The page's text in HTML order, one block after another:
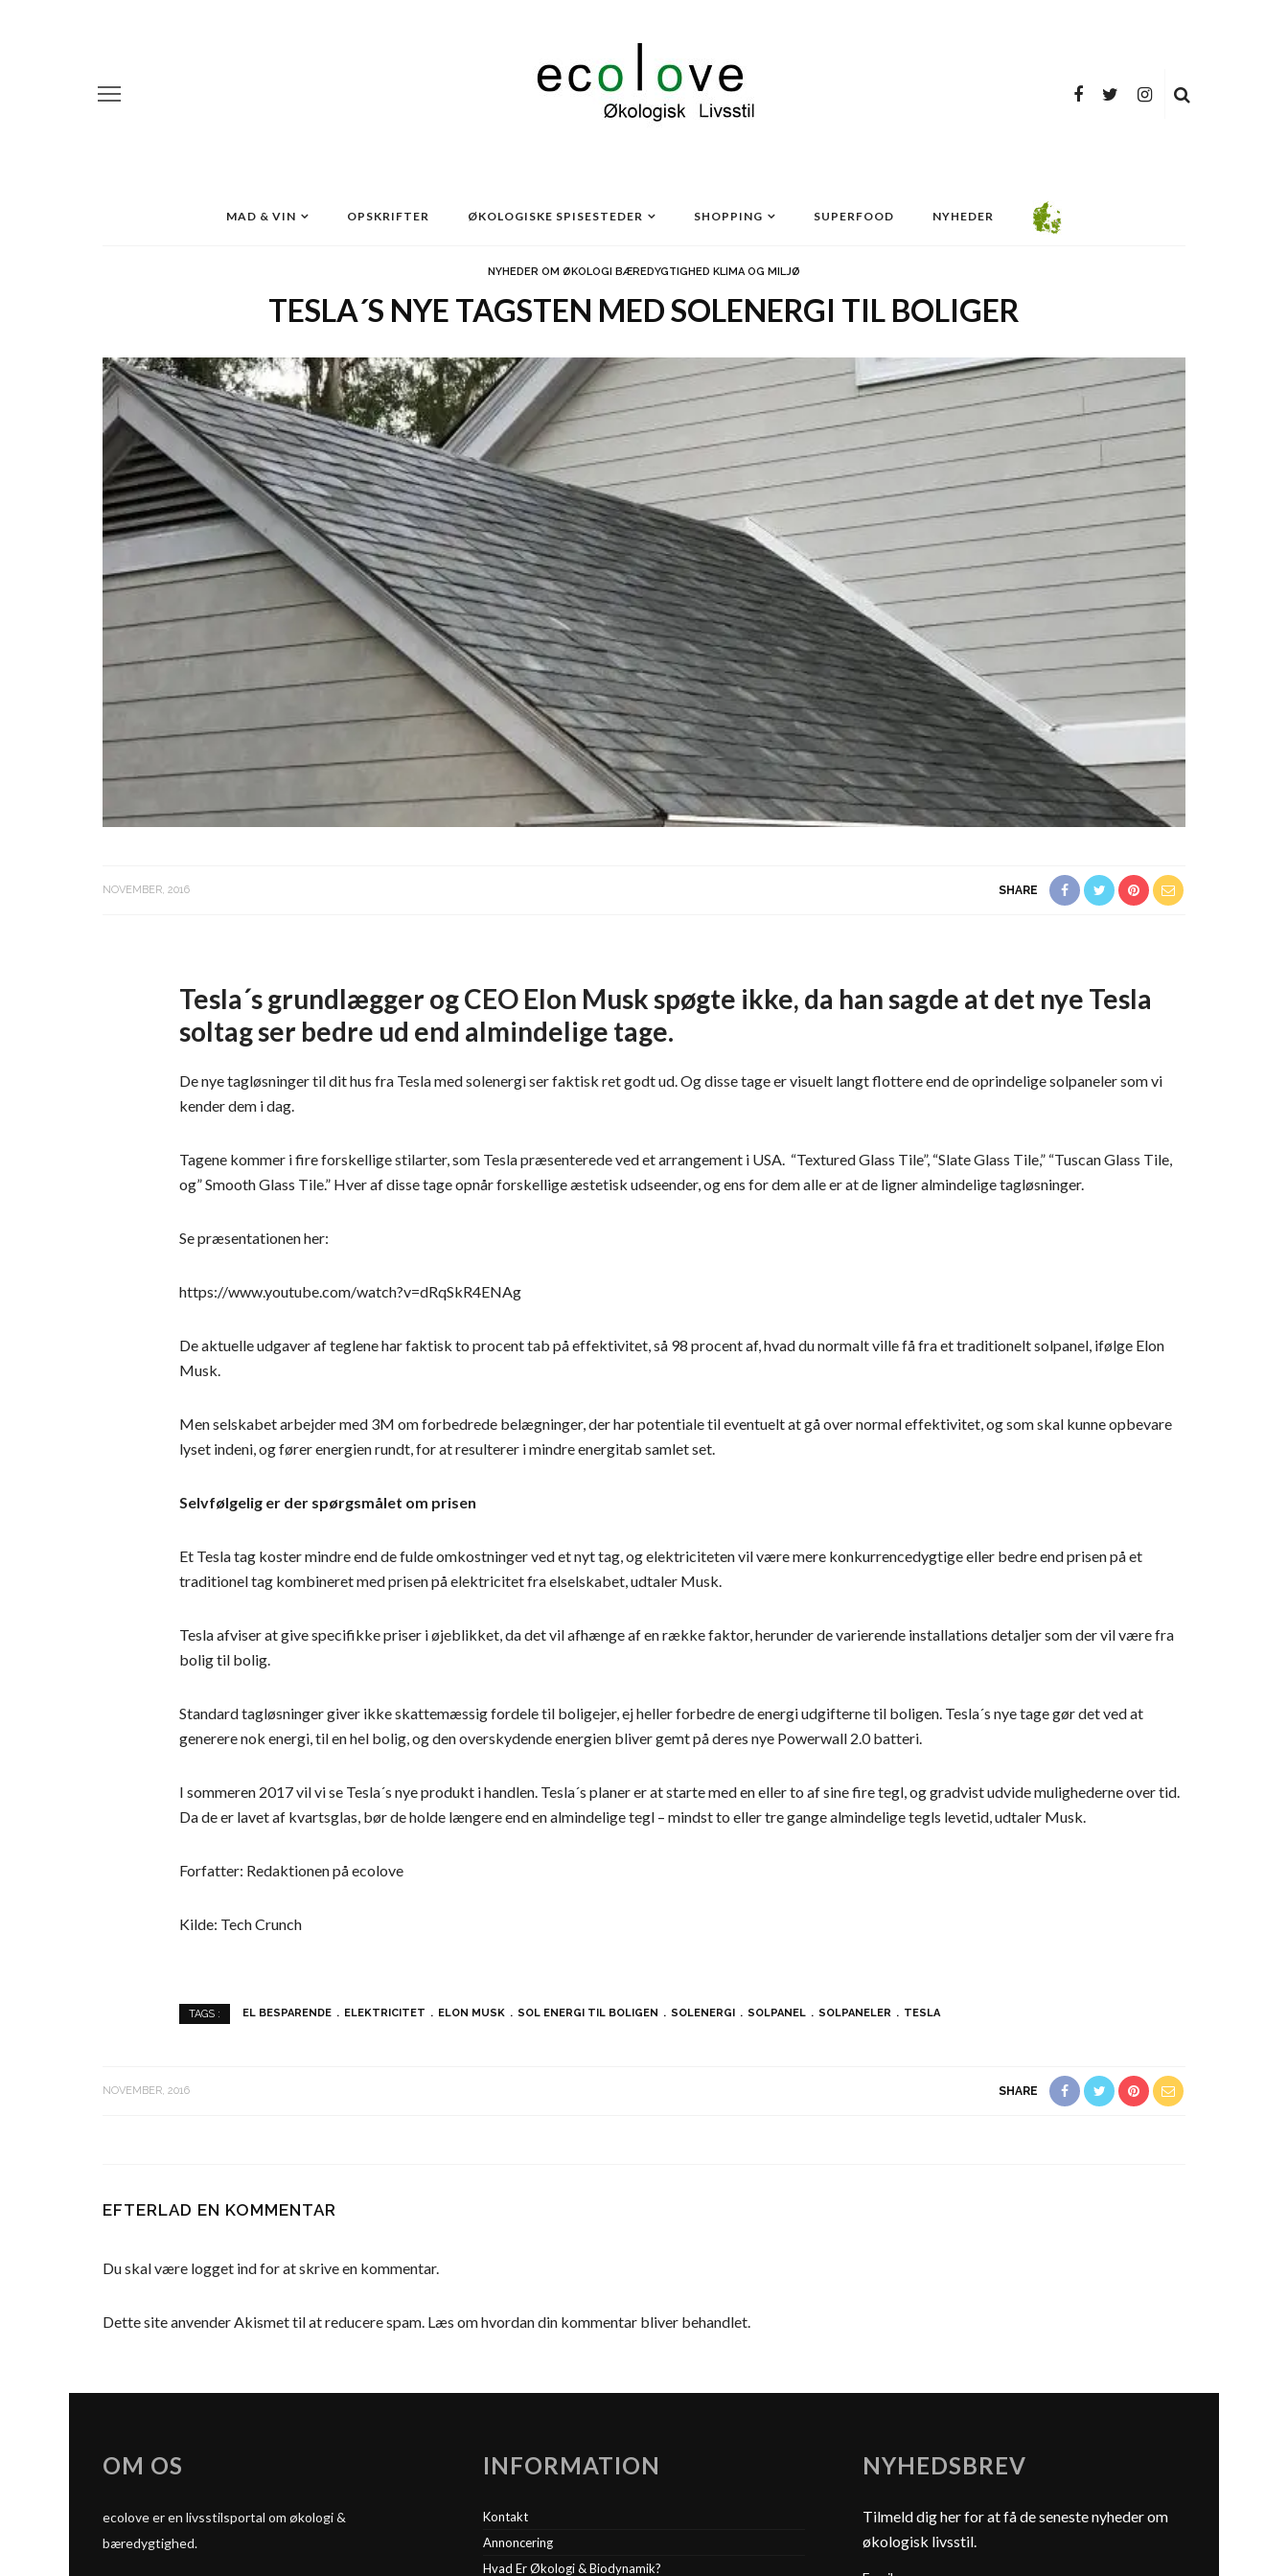
MAD & VIN OPSKRIFTER ØKOLOGISKE SPISESTEDER SHOPPING SUPERFOOD NYHEDER
NYHEDER OM ØKOLOGI BÆREDYGTIGHED KLIMA OG MILJØ
TESLA´S NYE TAGSTEN MED SOLENERGI TIL BOLIGER
NOVEMBER, 2016 SHARE
Tesla´s grundlægger og CEO Elon Musk spøgte ikke, da han sagde at det nye Tesla
soltag ser bedre ud end almindelige tage.
De nye tagløsninger til dit hus fra Tesla med solenergi ser faktisk ret godt ud. Og disse tage er visuelt langt flottere end de oprindelige solpaneler som vi
kender dem i dag.
Tagene kommer i fire forskellige stilarter, som Tesla præsenterede ved et arrangement i USA. “Textured Glass Tile”, “Slate Glass Tile,” “Tuscan Glass Tile,
og” Smooth Glass Tile.” Hver af disse tage opnår forskellige æstetisk udseender, og ens for dem alle er at de ligner almindelige tagløsninger.
Se præsentationen her:
https://www.youtube.com/watch?v=dRqSkR4ENAg
De aktuelle udgaver af teglene har faktisk to procent tab på effektivitet, så 98 procent af, hvad du normalt ville få fra et traditionelt solpanel, ifølge Elon
Musk.
Men selskabet arbejder med 3M om forbedrede belægninger, der har potentiale til eventuelt at gå over normal effektivitet, og som skal kunne opbevare
lyset indeni, og fører energien rundt, for at resulterer i mindre energitab samlet set.
Selvfølgelig er der spørgsmålet om prisen
Et Tesla tag koster mindre end de fulde omkostninger ved et nyt tag, og elektriciteten vil være mere konkurrencedygtige eller bedre end prisen på et
traditionel tag kombineret med prisen på elektricitet fra elselskabet, udtaler Musk.
Tesla afviser at give specifikke priser i øjeblikket, da det vil afhænge af en række faktor, herunder de varierende installations detaljer som der vil være fra
bolig til bolig.
Standard tagløsninger giver ikke skattemæssig fordele til boligejer, ej heller forbedre de energi udgifterne til boligen. Tesla´s nye tage gør det ved at
generere nok energi, til en hel bolig, og den overskydende energien bliver gemt på deres nye Powerwall 2.0 batteri.
I sommeren 2017 vil vi se Tesla´s nye produkt i handlen. Tesla´s planer er at starte med en eller to af sine fire tegl, og gradvist udvide mulighederne over tid.
Da de er lavet af kvartsglas, bør de holde længere end en almindelige tegl – mindst to eller tre gange almindelige tegls levetid, udtaler Musk.
Forfatter: Redaktionen på ecolove
Kilde: Tech Crunch
TAGS : EL BESPARENDE ELEKTRICITET ELON MUSK SOL ENERGI TIL BOLIGEN SOLENERGI SOLPANEL SOLPANELER TESLA
NOVEMBER, 2016 SHARE
EFTERLAD EN KOMMENTAR
Du skal være logget indfor at skrive en kommentar.
Dette site anvender Akismet til at reducere spam. Læs om hvordan din kommentar bliver behandlet.
OM OS
ecolove er en livsstilsportal om økologi &
bæredygtighed.
INFORMATION
Kontakt
Annoncering
Hvad Er Økologi & Biodynamik?
NYHEDSBREV
Tilmeld dig her for at få de seneste nyheder om
økologisk livsstil.